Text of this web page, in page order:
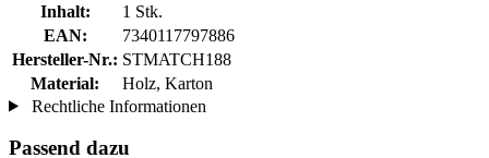
Inhalt:
1 Stk.
EAN:
7340117797886
Hersteller-Nr.: STMATCH188
Material:
Holz, Karton
Rechtliche Informationen
Passend dazu